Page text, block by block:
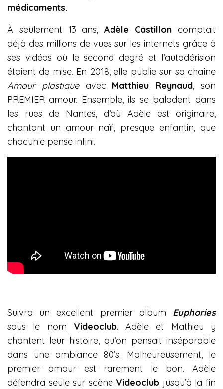
médicaments.
À seulement 13 ans,Adèle Castillon comptait
déjà des millions de vues sur les internets grâce à
ses vidéos où le second degré et l’autodérision
étaient de mise. En 2018, elle publie sur sa chaîne
Amour plastique avec Matthieu Reynaud, son
PREMIER amour. Ensemble, ils se baladent dans
les rues de Nantes, d’où Adèle est originaire,
chantant un amour naïf, presque enfantin, que
chacun.e pense infini.
Suivra un excellent premier album Euphories
sous le nom Videoclub. Adèle et Mathieu y
chantent leur histoire, qu’on pensait inséparable
dans une ambiance 80’s. Malheureusement, le
premier amour est rarement le bon. Adèle
défendra seule sur scène Videoclub jusqu’à la fin